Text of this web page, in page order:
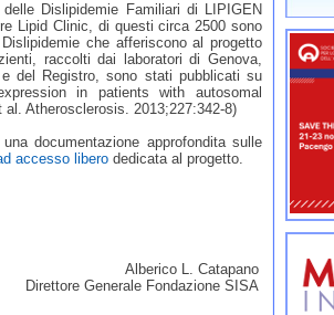
Dislipidemie Familiari di LIPIGEN
Lipid Clinic, di questi circa 2500 sono
che afferiscono al progetto
raccolti dai laboratori di Genova,
del Registro, sono stati pubblicati su
in patients with autosomal
Atherosclerosis. 2013;227:342-8)
documentazione approfondita sulle
accesso libero dedicata al progetto.
Alberico L. Catapano
Direttore Generale Fondazione SISA